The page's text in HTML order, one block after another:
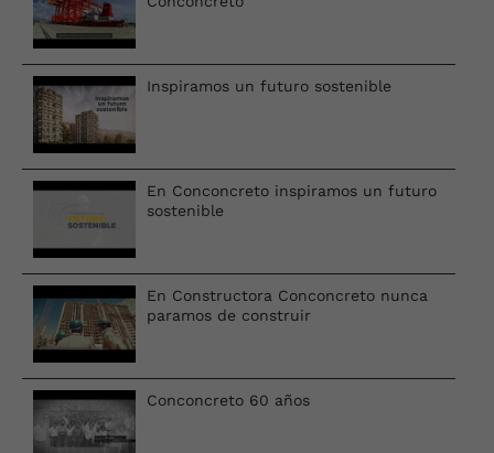
Inspiramos un futuro sostenible
En Conconcreto inspiramos un futuro
sostenible
En Constructora Conconcreto nunca
paramos de construir
Conconcreto 60 años